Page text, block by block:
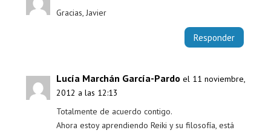
Gracias, Javier
Responder
Lucía Marchán García-Pardo el 11 noviembre,
2012 a las 12:13
Totalmente de acuerdo contigo.
Ahora estoy aprendiendo Reiki y su filosofía, está